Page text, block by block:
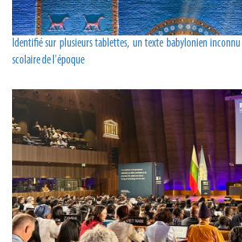
Identifié sur plusieurs tablettes, un texte babylonien
scolaire de l'époque